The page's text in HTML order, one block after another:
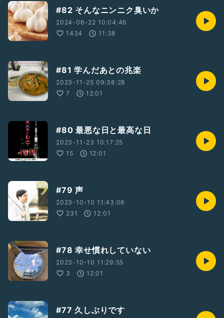
#82 そんなニンニク臭いか
2024-06-22 10:04:46
1434
11:38
#81 学んだあとの兆楽
2023-11-25 09:38:28
7
12:01
#80 最悪な日と最高な日
2023-11-23 10:17:25
15
12:01
#79 声
2023-10-10 11:43:06
231
12:01
#78 幸せ慣れしていない
2023-10-10 11:29:55
3
12:01
#77 久しぶりです